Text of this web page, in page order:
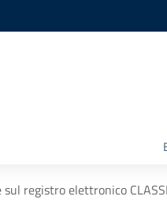
registro elettronico